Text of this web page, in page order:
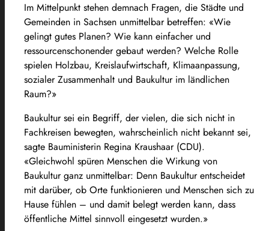
Im Mittelpunkt stehen demnach Fragen, die Städte und
Gemeinden in Sachsen unmittelbar betreffen: «Wie
gelingt gutes Planen? Wie kann einfacher und
ressourcenschonender gebaut werden? Welche Rolle
spielen Holzbau, Kreislaufwirtschaft, Klimaanpassung,
sozialer Zusammenhalt und Baukultur im ländlichen
Raum?»
Baukultur sei ein Begriff, der vielen, die sich nicht in
Fachkreisen bewegten, wahrscheinlich nicht bekannt sei,
sagte Bauministerin Regina Kraushaar (CDU).
«Gleichwohl spüren Menschen die Wirkung von
Baukultur ganz unmittelbar: Denn Baukultur entscheidet
mit darüber, ob Orte funktionieren und Menschen sich zu
Hause fühlen – und damit belegt werden kann, dass
öffentliche Mittel sinnvoll eingesetzt wurden.»